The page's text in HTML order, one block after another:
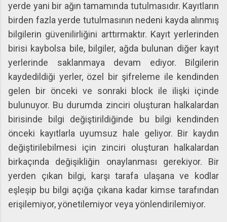
yerde yani bir ağın tamamında tutulmasıdır. Kayıtların
birden fazla yerde tutulmasının nedeni kayda alınmış
bilgilerin güvenilirliğini arttırmaktır. Kayıt yerlerinden
birisi kaybolsa bile, bilgiler, ağda bulunan diğer kayıt
yerlerinde saklanmaya devam ediyor. Bilgilerin
kaydedildiği yerler, özel bir şifreleme ile kendinden
gelen bir önceki ve sonraki block ile ilişki içinde
bulunuyor. Bu durumda zinciri oluşturan halkalardan
birisinde bilgi değiştirildiğinde bu bilgi kendinden
önceki kayıtlarla uyumsuz hale geliyor. Bir kaydın
değiştirilebilmesi için zinciri oluşturan halkalardan
birkaçında değişikliğin onaylanması gerekiyor. Bir
yerden çıkan bilgi, karşı tarafa ulaşana ve kodlar
eşleşip bu bilgi açığa çıkana kadar kimse tarafından
erişilemiyor, yönetilemiyor veya yönlendirilemiyor.